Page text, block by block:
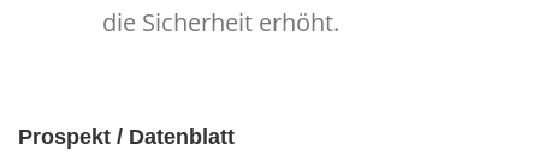
die Sicherheit erhöht.
Prospekt / Datenblatt